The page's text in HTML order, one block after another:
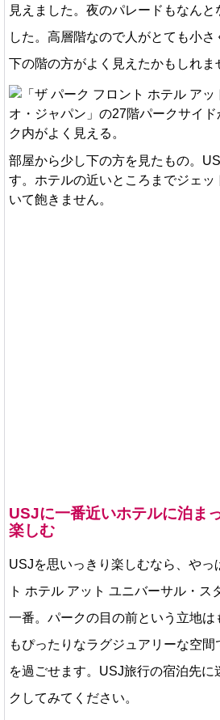
見えました。夜のパレードもなんと
した。高層階なので人がとても小
下の階の方がよく見えたかもしれま
部屋から少し下の方を見たもの。
す。ホテルの近いところまでジェ
いて飽きません。
USJに一番近いホテルに泊ま
楽しむ
USJを思いっきり楽しむなら、やっ
ト ホテル アット ユニバーサル・ス
一番。パークの目の前という立地は
もぴったりなラグジュアリーな空
を過ごせます。USJ旅行の宿泊先に
クしてみてください。